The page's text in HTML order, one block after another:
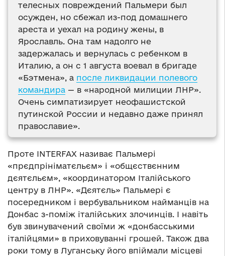
телесных повреждений Пальмери был
осужден, но сбежал из-под домашнего
ареста и уехал на родину жены, в
Ярославль. Она там надолго не
задержалась и вернулась с ребенком в
Италию, а он с 1 августа воевал в бригаде
«Бэтмена», а после ликвидации полевого
командира — в «народной милиции ЛНР».
Очень симпатизирует неофашистской
путинской России и недавно даже принял
православие».
Проте INTERFAX називає Пальмері
«прєдпрініматєльєм» і «общєствєнним
дєятєльєм», «координатором Італійського
центру в ЛНР». «Дєятєль» Пальмері є
посередником і вербувальником найманців на
Донбас з-поміж італійських злочинців. І навіть
був звинувачений своїми ж «донбасськими
італійцями» в приховуванні грошей. Також два
роки тому в Луганську його впіймали місцеві